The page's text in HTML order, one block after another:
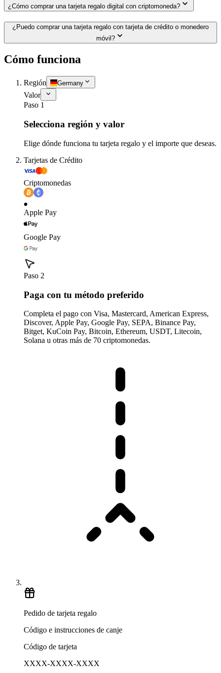
¿Cómo comprar una tarjeta regalo digital con criptomoneda?
¿Puedo comprar una tarjeta regalo con tarjeta de crédito o monedero
móvil?
Cómo funciona
Región Germany
Valor
Paso 1
Selecciona región y valor
Elige dónde funciona tu tarjeta regalo y el importe que deseas.
Tarjetas de Crédito
Criptomonedas
Apple Pay
Google Pay
Paso 2
Paga con tu método preferido
Completa el pago con Visa, Mastercard, American Express,
Discover, Apple Pay, Google Pay, SEPA, Binance Pay,
Bitget, KuCoin Pay, Bitcoin, Ethereum, USDT, Litecoin,
Solana u otras más de 70 criptomonedas.
Pedido de tarjeta regalo
Código e instrucciones de canje
Código de tarjeta
XXXX-XXXX-XXXX